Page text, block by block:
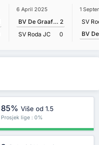
6 April 2025
BV De Graafschap 2
SV Roda JC
0
1
SV
85% Više od 1.5
Prosjek lige : 0%